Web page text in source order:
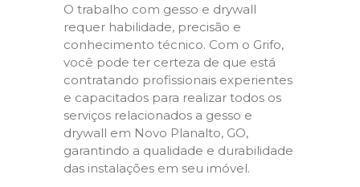
O trabalho com gesso e drywall
requer habilidade, precisão e
conhecimento técnico. Com o Grifo,
você pode ter certeza de que está
contratando profissionais experientes
e capacitados para realizar todos os
serviços relacionados a gesso e
drywall em Novo Planalto, GO,
garantindo a qualidade e durabilidade
das instalações em seu imóvel.